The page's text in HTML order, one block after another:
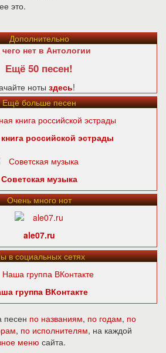
это.
Дополнительно
нет в Антологии
Ещё 50 песен!
ноты здесь!
Ещё больше песен
российской эстрады
Советская музыка
Очень много нот
ale07.ru
в социальных сетях
группа ВКонтакте
песен по названиям, по годам, по
, по исполнителям, на каждой
меню сайта.